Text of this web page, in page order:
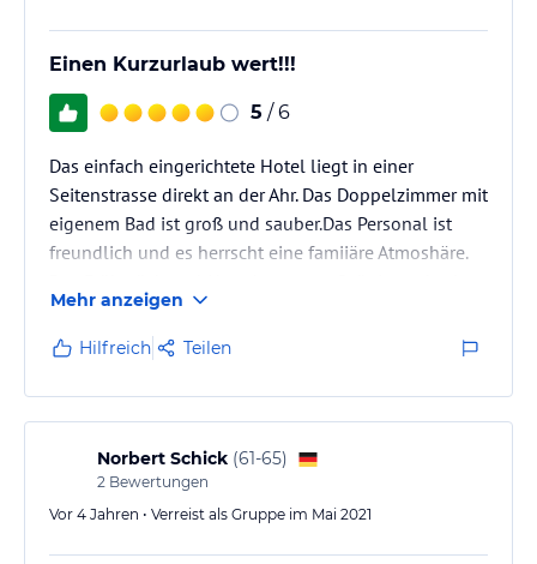
Einen Kurzurlaub wert!!!
5 / 6
Das einfach eingerichtete Hotel liegt in einer
Seitenstrasse direkt an der Ahr. Das Doppelzimmer mit
eigenem Bad ist groß und sauber.Das Personal ist
freundlich und es herrscht eine famiiäre Atmoshäre.
lecker.
Wir haben uns dort sehr wohlgefühlt und empfehlen
es gerne weiter.
Mehr anzeigen
Hilfreich Teilen
Norbert Schick (61-65)
2 Bewertungen
Vor 4 Jahren • Verreist als Gruppe im Mai 2021